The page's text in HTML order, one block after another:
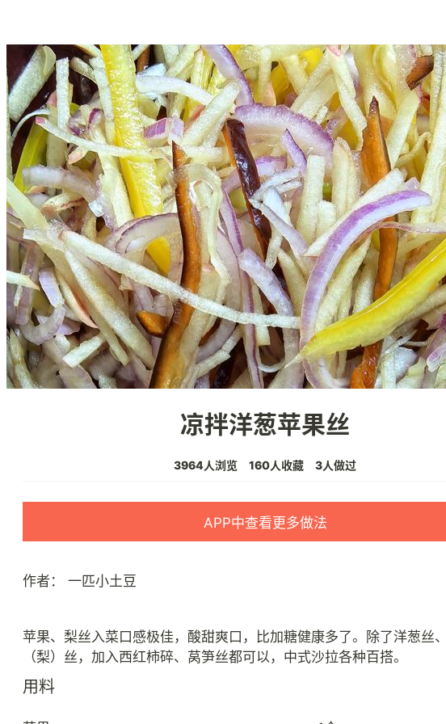
凉拌洋葱苹果丝
3964人浏览 160人收藏 3人做过
APP中查看更多做法
作者： 一匹小土豆
苹果、梨丝入菜口感极佳，酸甜爽口，比加糖健康多了。除了洋葱丝
用料